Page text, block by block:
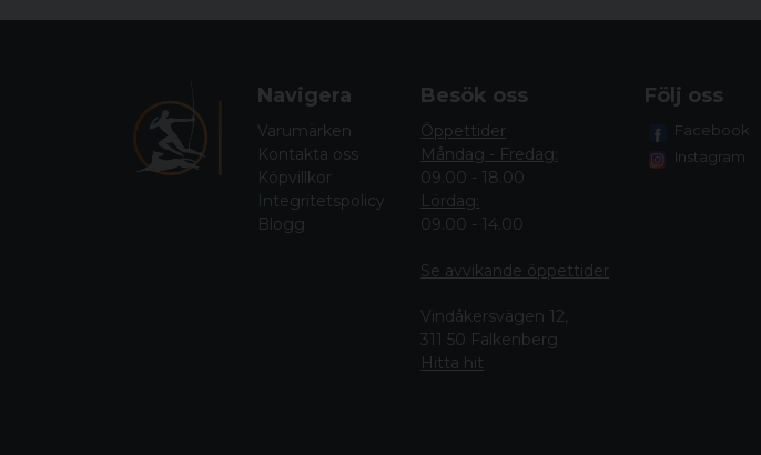
Navigera
Varumärken
Kontakta oss
Köpvillkor
Integritetspolicy
Blogg
Besök oss
Öppettider
Måndag - Fredag:
09.00 - 18.00
Lördag:
09.00 - 14.00
Se avvikande öppettider
Vindåkersvägen 12,
311 50 Falkenberg
Hitta hit
Följ oss
Facebook
Instagram